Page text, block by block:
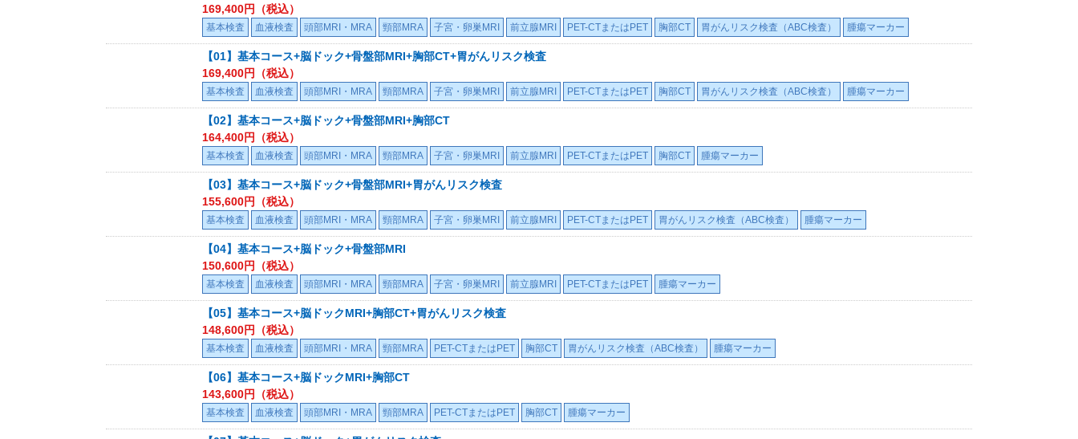
169,400円（税込）
基本検査 血液検査 頭部MRI・MRA 頸部MRA 子宮・卵巣MRI 前立腺MRI PET-CTまたはPET 胸部CT 胃がんリスク検査（ABC検査） 腫瘍マーカー
【01】基本コース+脳ドック+骨盤部MRI+胸部CT+胃がんリスク検査
169,400円（税込）
基本検査 血液検査 頭部MRI・MRA 頸部MRA 子宮・卵巣MRI 前立腺MRI PET-CTまたはPET 胸部CT 胃がんリスク検査（ABC検査） 腫瘍マーカー
【02】基本コース+脳ドック+骨盤部MRI+胸部CT
164,400円（税込）
基本検査 血液検査 頭部MRI・MRA 頸部MRA 子宮・卵巣MRI 前立腺MRI PET-CTまたはPET 胸部CT 腫瘍マーカー
【03】基本コース+脳ドック+骨盤部MRI+胃がんリスク検査
155,600円（税込）
基本検査 血液検査 頭部MRI・MRA 頸部MRA 子宮・卵巣MRI 前立腺MRI PET-CTまたはPET 胃がんリスク検査（ABC検査） 腫瘍マーカー
【04】基本コース+脳ドック+骨盤部MRI
150,600円（税込）
基本検査 血液検査 頭部MRI・MRA 頸部MRA 子宮・卵巣MRI 前立腺MRI PET-CTまたはPET 腫瘍マーカー
【05】基本コース+脳ドックMRI+胸部CT+胃がんリスク検査
148,600円（税込）
基本検査 血液検査 頭部MRI・MRA 頸部MRA PET-CTまたはPET 胸部CT 胃がんリスク検査（ABC検査） 腫瘍マーカー
【06】基本コース+脳ドックMRI+胸部CT
143,600円（税込）
基本検査 血液検査 頭部MRI・MRA 頸部MRA PET-CTまたはPET 胸部CT 腫瘍マーカー